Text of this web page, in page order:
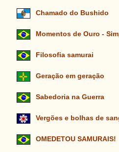
Chamado do Bushido
Momentos de Ouro -
Filosofia samurai
Geração em geração
Sabedoria na Guerra
Vergões e bolhas de
OMEDETOU SAMURAIS!